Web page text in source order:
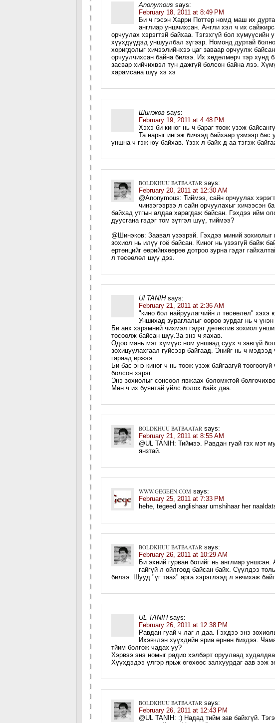
Anonymous says:
February 18, 2011 at 8:49 PM
Би ч гэсэн Харри Поттер номд маш их
англиар уншчихсан. Англи хэл ч их
орчуулах хэрэгтэй байхаа. Тэгэхгүй бол хүмүүсийн
хүүхдүүдэд уншуулбал зүгээр. Номонд дуртай
хоригдолыг хичээлийнхээ цаг заваар орчуулж
орчуулчихсан байна билээ. Их хөдөлмөрч тэр хүнд
засвар хийчихвэл тун дажгүй болсон байна лээ.
харамсана шүү хэ хэ
Шинэков says:
February 19, 2011 at 4:48 PM
Хэхэ би киног нь ч бараг тоож үзэж
Та нарыг ингэж бичээд байхаар үзмээр бас
уншна ч гэж юу байхав. Үзэх л байх д аа тэгэж
BOLDKHUU BATBAATAR says:
February 20, 2011 at 12:30 AM
@Anonymous: Тиймээ, сайн орчуулах
чинээгээрээ л сайн орчуулахыг хичээсэн
байхад утгын алдаа харагдаж байсан. Гэхдээ ийм
дуусгана гэдэг том зүтгэл шүү, тиймээ?
@Шинэков: Заавал үзээрэй. Гэхдээ миний
зохиол нь илүү гоё байсан. Киног нь үзээгүй байж
ертөнцийг өөрийнхөөрөө дотроо зурна гэдэг
л төсөөлөл шүү дээ.
Ul TANIH says:
February 21, 2011 at 2:36 AM
"кино бол найруулагчийн л төсөөлөл" хэхэ
Уншихад зураглалыг өөрөө зурдаг нь ч
Би анх хэрэмний чихмэл гэдэг детектив зохиол
төсөөлж байсан шүү.За энэ ч яахав.
Одоо мань мэт хүмүүс ном уншаад суух ч завгүй
зохицуулахгаал гүйсээр байгаад. Энийг нь ч
гараад иржээ.
Би бас энэ киног ч нь тоож үзэж байгаагүй
болсон хэрэг.
Энэ зохиолыг сонсоол явжаах боломжтой
Мөн ч их буянтай үйлс болох байх даа.
BOLDKHUU BATBAATAR says:
February 21, 2011 at 8:55 AM
@UL TANIH: Тиймээ. Равдан гуай гэх мэт
янзтай.
WWW.GEGEEN.COM says:
February 25, 2011 at 7:33 PM
hehe, tegeed anglishaar umshihaar her
BOLDKHUU BATBAATAR says:
February 26, 2011 at 10:29 AM
Би эхний гурван ботийг нь англиар
гайгүй л ойлгоод байсан байх. Сүүлдээ
билээ. Шууд "үг таах" арга хэрэглээд л явчихаж
UL TANIH says:
February 26, 2011 at 12:38 PM
Равдан гуай ч лаг л даа. Гэхдээ энэ
Ихэвчлэн хүүхдийн яриа өрнөн биздээ.
тйим болгож чадах уу?
Хэрвээ энэ номыг радио хэлбэрт оруулаад
Хүүхдэдээ үлгэр ярьж өгөхөөс залхуурдаг аав ээж
BOLDKHUU BATBAATAR says:
February 26, 2011 at 12:43 PM
@UL TANIH: :) Надад тийм зав байхгүй.